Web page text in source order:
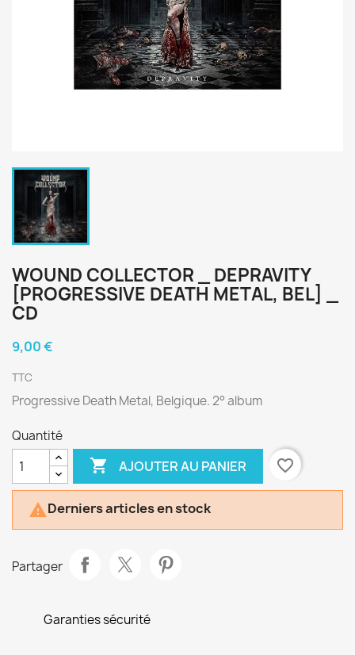
WOUND COLLECTOR _ DEPRAVITY
[PROGRESSIVE DEATH METAL, BEL] _
CD
9,00 €
TTC
Progressive Death Metal, Belgique. 2° album
Quantité
 AJOUTER AU PANIER favorite_border
Derniers articles en stock
Partager
Garanties sécurité